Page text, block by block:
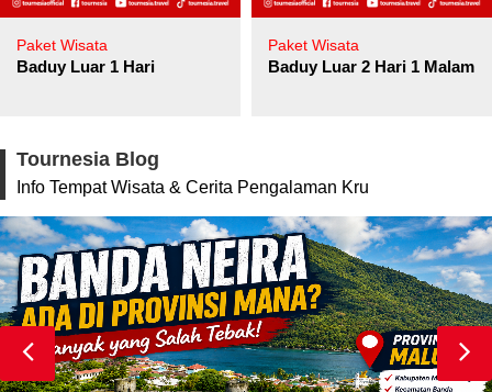
Paket Wisata
Baduy Luar 1 Hari
Paket Wisata
Baduy Luar 2 Hari 1 Malam
Tournesia Blog
Info Tempat Wisata & Cerita Pengalaman Kru